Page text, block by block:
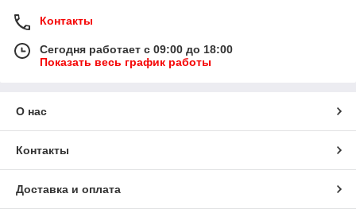
Контакты
Сегодня работает с 09:00 до 18:00
Показать весь график работы
О нас
Контакты
Доставка и оплата